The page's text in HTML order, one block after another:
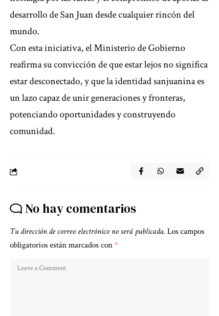
desarrollo de San Juan desde cualquier rincón del
mundo.
Con esta iniciativa, el Ministerio de Gobierno
reafirma su convicción de que estar lejos no significa
estar desconectado, y que la identidad sanjuanina es
un lazo capaz de unir generaciones y fronteras,
potenciando oportunidades y construyendo
comunidad.
No hay comentarios
Tu dirección de correo electrónico no será publicada. Los campos
obligatorios están marcados con*